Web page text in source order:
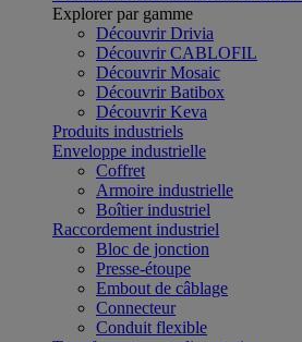
Explorer par gamme
Découvrir Drivia
Découvrir CABLOFIL
Découvrir Mosaic
Découvrir Batibox
Découvrir Keva
Produits industriels
Enveloppe industrielle
Coffret
Armoire industrielle
Boîtier industriel
Raccordement industriel
Bloc de jonction
Presse-étoupe
Embout de câblage
Connecteur
Conduit flexible